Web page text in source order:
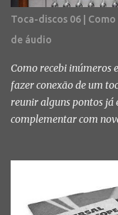
final da vida útil. Fotos:
prepare o bolso. As
nem fáceis de achar e,
por agulha de
Toca-discos 06 |
de áudio
Como recebi inúmeros
fazer conexão de um
reunir alguns pontos já
complementar com
disso, exige bastante
componentes do